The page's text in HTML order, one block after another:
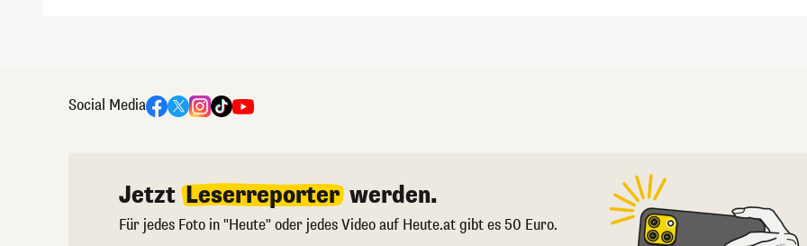
Social Media
Jetzt Leserreporter werden.
Für jedes Foto in "Heute" oder jedes Video auf Heute.at gibt es 50 Euro.